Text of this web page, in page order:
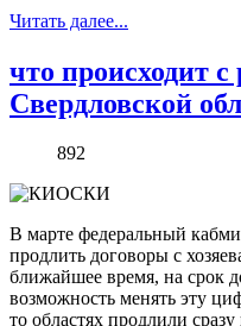
Читать далее...
что происходит
Свердловской
892
В марте федеральный
продлить договоры с
ближайшее время, на срок
возможность менять эту
то областях продлили